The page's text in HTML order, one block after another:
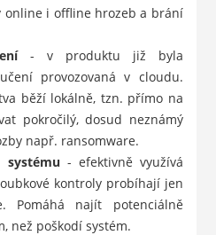
online i offline hrozeb a brání
- v produktu již byla
provozovaná v cloudu.
běží lokálně, tzn. přímo na
pokročilý, dosud neznámý
např. ransomware.
systému - efektivně využívá
kontroly probíhají jen
Pomáhá najít potenciálně
než poškodí systém.